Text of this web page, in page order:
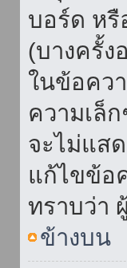
บอร์ด หรื
(บางครั้
ในข้อคว
ความเล็
จะไม่แส
แก้ไขข้อ
ทราบว่า
ข้างบน